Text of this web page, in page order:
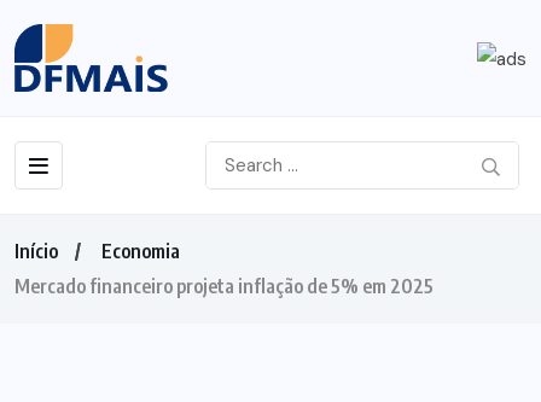
Início
Economia
Mercado financeiro projeta inflação de 5% em 2025